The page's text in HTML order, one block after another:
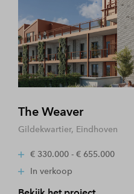
The Weaver
Gildekwartier, Eindhoven
€ 330.000 - € 655.000
In verkoop